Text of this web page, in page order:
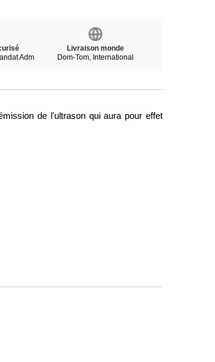
Adm
Livraison monde
Dom-Tom, International
de l'ultrason qui aura pour effet